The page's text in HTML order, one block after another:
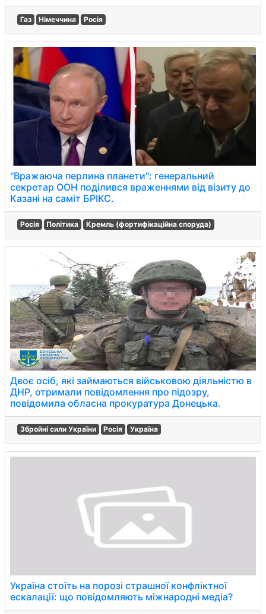
Газ Німеччина Росія
"Вражаюча перлина планети": генеральний
секретар ООН поділився враженнями від візиту до
Казані на саміт БРІКС.
Росія Політика Кремль (фортифікаційна споруда)
Двоє осіб, які займаються військовою діяльністю в
ДНР, отримали повідомлення про підозру,
повідомила обласна прокуратура Донецька.
Збройні сили України Росія Україна
Україна стоїть на порозі страшної конфліктної
ескалації: що повідомляють міжнародні медіа?